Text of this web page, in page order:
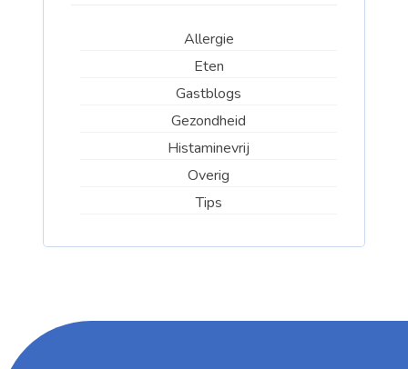
Allergie
Eten
Gastblogs
Gezondheid
Histaminevrij
Overig
Tips